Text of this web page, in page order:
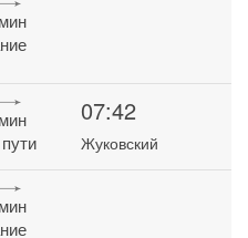
07:42
Жуковский